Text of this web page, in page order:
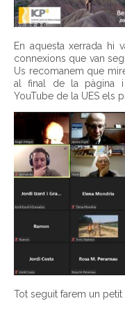
En aquesta xerrada hi
connexions que van
Us recomanem que
al final de la pàgina
YouTube de la UES els
Tot seguit farem un